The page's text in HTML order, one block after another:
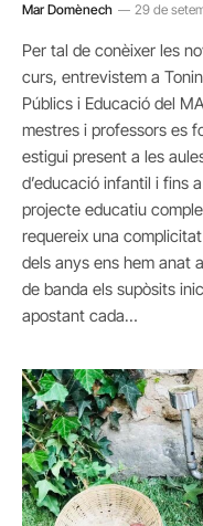
Mar Domènech 29 de
Per tal de conèixer les
curs, entrevistem a
Públics i Educació del
mestres i professors es
estigui present a les
d’educació infantil i fins
projecte educatiu
requereix una
dels anys ens hem anat
de banda els supòsits
apostant cada…